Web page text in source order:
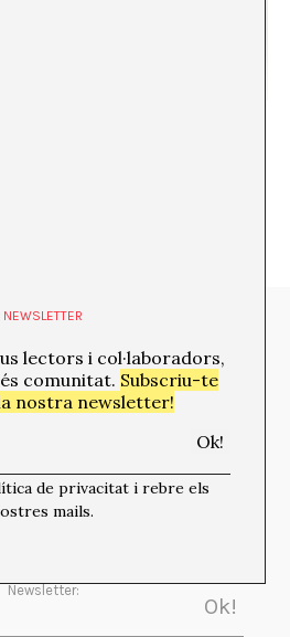
Newsletter:
NEWSLETTER
lectors i col·laboradors,
comunitat. Subscriu-te
nostra newsletter!
de privacitat i rebre els
mails.